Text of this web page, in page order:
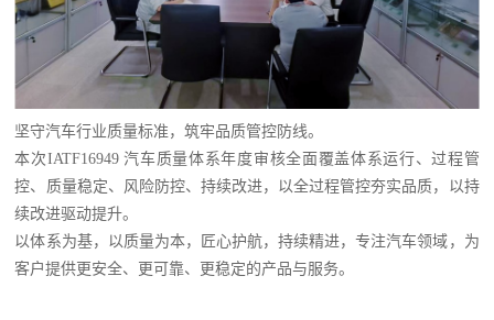
坚守汽车行业质量标准，筑牢品质管控防线。
本次IATF16949 汽车质量体系年度审核全面覆盖体系运行、过程管
控、质量稳定、风险防控、持续改进，以全过程管控夯实品质，以持
续改进驱动提升。
以体系为基，以质量为本，匠心护航，持续精进，专注汽车领域，为
客户提供更安全、更可靠、更稳定的产品与服务。